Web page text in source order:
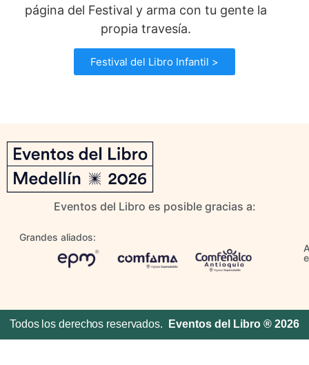
página del Festival y arma con tu gente la
propia travesía.
Festival del Libro Infantil >
Eventos del Libro es posible gracias a:
Grandes aliados:
Todos los derechos reservados. Eventos del Libro ® 2026